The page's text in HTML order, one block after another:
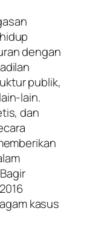
dengan
publik,
lain.
dan
kasus